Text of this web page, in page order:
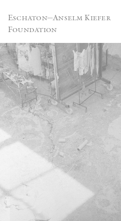
Eschaton—Anselm Kiefer
Foundation